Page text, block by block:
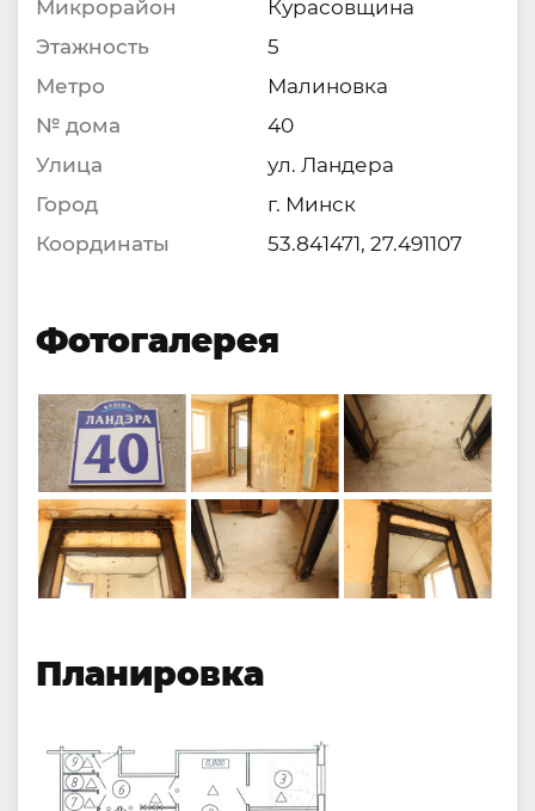
Микрорайон
Курасовщина
Этажность
5
Метро
Малиновка
№ дома
40
Улица
ул. Ландера
Город
г. Минск
Координаты
53.841471, 27.491107
Фотогалерея
Планировка